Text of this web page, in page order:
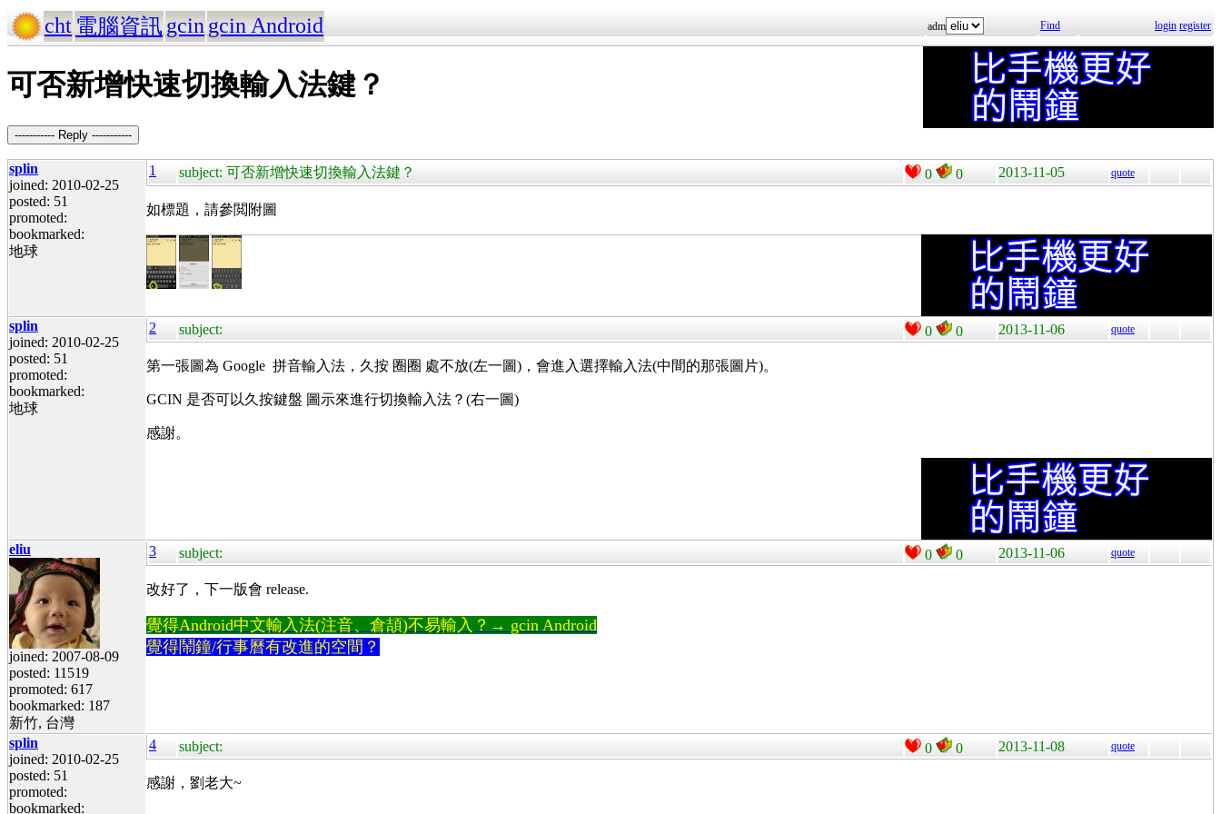
cht 電腦資訊 gcin gcin Android adm Find login register
可否新增快速切換輸入法鍵？
----------- Reply -----------
splin
joined: 2010-02-25
posted: 51
promoted:
bookmarked:
地球
1 subject: 可否新增快速切換輸入法鍵？ 0 0 2013-11-05 quote
如標題，請參閲附圖
splin
joined: 2010-02-25
posted: 51
promoted:
bookmarked:
地球
2 subject: 0 0 2013-11-06 quote
第一張圖為 Google 拼音輸入法，久按 圈圈 處不放(左一圖)，會進入選擇輸入法(中間的那張圖片)。
GCIN 是否可以久按鍵盤 圖示來進行切換輸入法？(右一圖)
感謝。
eliu
joined: 2007-08-09
posted: 11519
promoted: 617
bookmarked: 187
新竹, 台灣
3 subject: 0 0 2013-11-06 quote
改好了，下一版會 release.
覺得Android中文輸入法(注音、倉頡)不易輸入？→ gcin Android
覺得鬧鐘/行事曆有改進的空間？
splin
joined: 2010-02-25
posted: 51
promoted:
bookmarked:
4 subject: 0 0 2013-11-08 quote
感謝，劉老大~